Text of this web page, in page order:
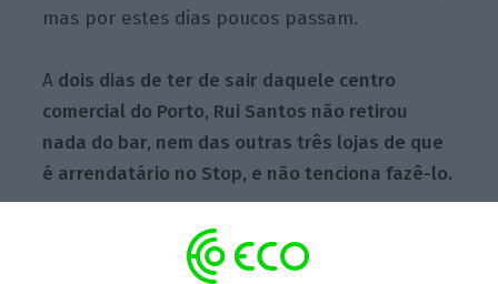
mas por estes dias poucos passam.
A dois dias de ter de sair daquele centro
comercial do Porto, Rui Santos não retirou
nada do bar, nem das outras três lojas de que
é arrendatário no Stop, e não tenciona fazê-lo.
“Se isto fechar na sexta-feira vou ter de vir
tirar as minhas coisas depois, porque as